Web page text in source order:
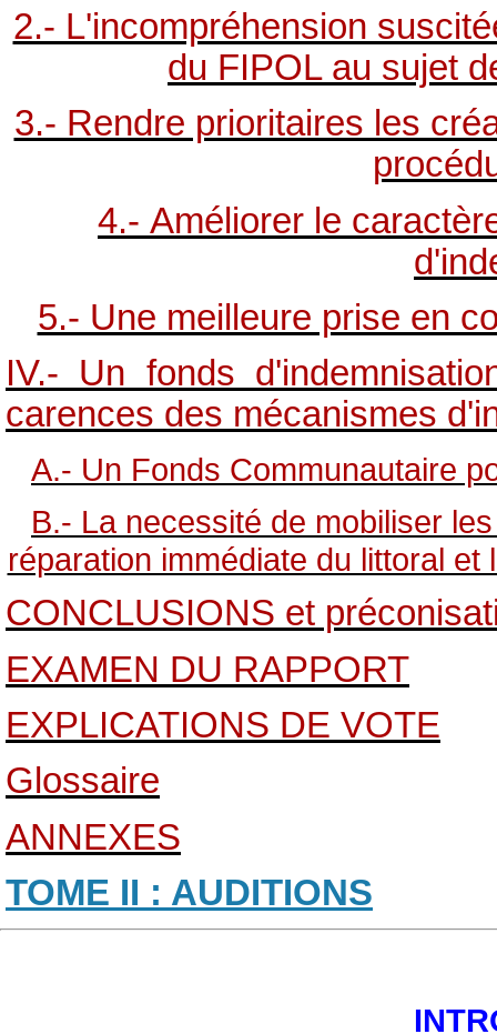
2.- L'incompréhension
du FIPOL au sujet
3.- Rendre prioritaires les
4.- Améliorer le
5.- Une meilleure prise en
IV.- Un fonds
carences des mécanismes
A.- Un Fonds Communautaire
B.- La necessité de mobiliser
réparation immédiate du littoral
CONCLUSIONS et
EXAMEN DU RAPPORT
EXPLICATIONS DE VOTE
Glossaire
ANNEXES
TOME II : AUDITIONS